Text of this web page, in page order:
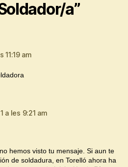
a”
11:19 am
a les 9:21 am
hemos visto tu mensaje. Si aun te
de soldadura, en Torelló ahora ha